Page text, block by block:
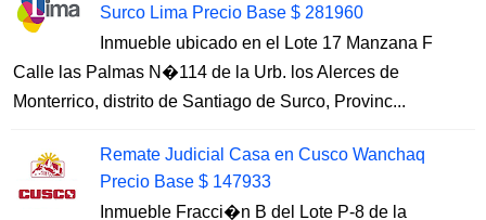
Surco Lima Precio Base $ 281960
Inmueble ubicado en el Lote 17 Manzana F
Calle las Palmas N�114 de la Urb. los Alerces de
Monterrico, distrito de Santiago de Surco, Provinc...
Remate Judicial Casa en Cusco Wanchaq
Precio Base $ 147933
Inmueble Fracci�n B del Lote P-8 de la